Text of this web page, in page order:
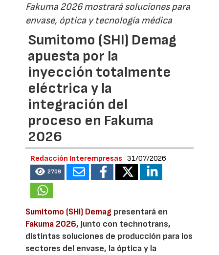
Fakuma 2026 mostrará soluciones para
envase, óptica y tecnología médica
Sumitomo (SHI) Demag
apuesta por la
inyección totalmente
eléctrica y la
integración del
proceso en Fakuma
2026
Redacción Interempresas 31/07/2026
2709
Sumitomo (SHI) Demag presentará en
Fakuma 2026, junto con technotrans,
distintas soluciones de producción para los
sectores del envase, la óptica y la